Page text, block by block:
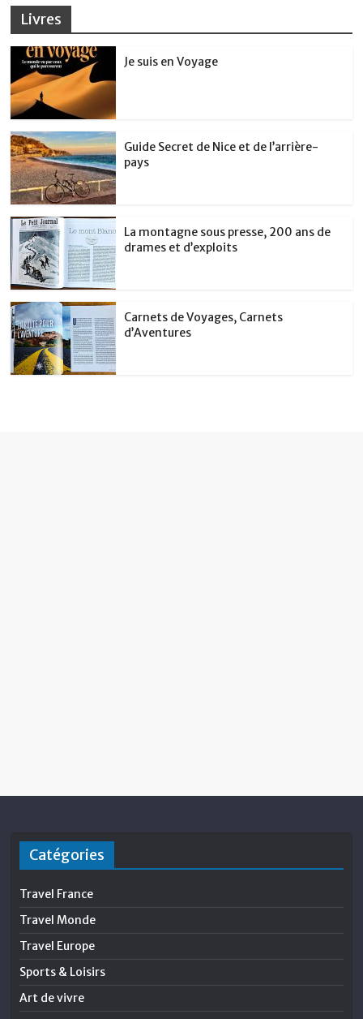
Livres
Je suis en Voyage
Guide Secret de Nice et de l’arrière-
pays
La montagne sous presse, 200 ans de
drames et d’exploits
Carnets de Voyages, Carnets
d’Aventures
Catégories
Travel France
Travel Monde
Travel Europe
Sports & Loisirs
Art de vivre